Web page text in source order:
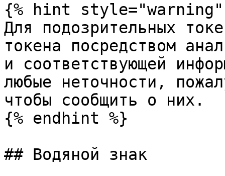
{% hint style="warning"
Для подозрительных
токена посредством
и соответствующей
любые неточности,
чтобы сообщить о них.
{% endhint %}
## Водяной знак